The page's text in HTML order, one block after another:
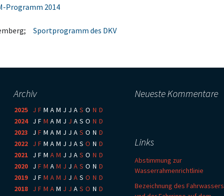
Programm 2014
Sportprogramm des DKV
Archiv
2025 J F M A M J J A S O N D
2024: J F M A M J J A S O N D
2023
J F M A M J J A S O N D
2022
J F M A M J J A S O N D
2021
J F M A M J J A S O N D
2020
J F M A M J J A S O N D
2019
J F M A M J J A S O N D
2018
J F M A M J J A S O N D
Neueste Kommentare
Links
Abstimmung zur
Wasserrahmenrichtlinie
Bezeichnung des Fahrwassers